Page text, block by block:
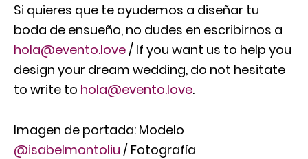
Si quieres que te ayudemos a diseñar tu
boda de ensueño, no dudes en escribirnos a
hola@evento.love / If you want us to help you
design your dream wedding, do not hesitate
to write to hola@evento.love.
Imagen de portada: Modelo
@isabelmontoliu / Fotografía